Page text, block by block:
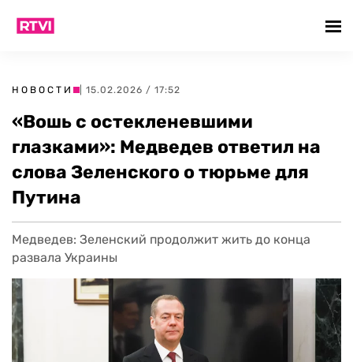
НОВОСТИ | 15.02.2026 / 17:52
«Вошь с остекленевшими
глазками»: Медведев ответил на
слова Зеленского о тюрьме для
Путина
Медведев: Зеленский продолжит жить до конца
развала Украины